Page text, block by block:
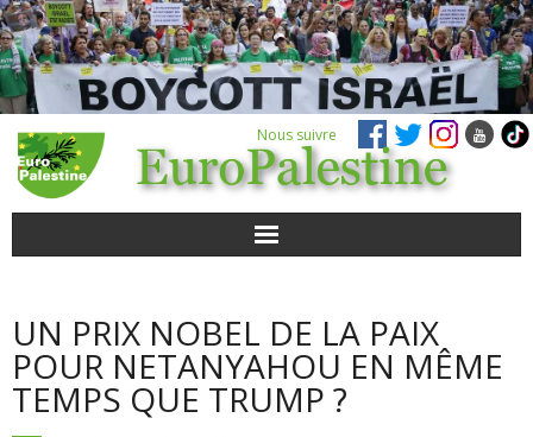
Nous suivre
POUR AGIR
AGENDA
UN PRIX NOBEL DE LA PAIX
POUR NETANYAHOU EN MÊME
TEMPS QUE TRUMP ?